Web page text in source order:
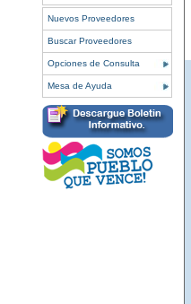
Nuevos Proveedores
Buscar Proveedores
Opciones de Consulta
Mesa de Ayuda